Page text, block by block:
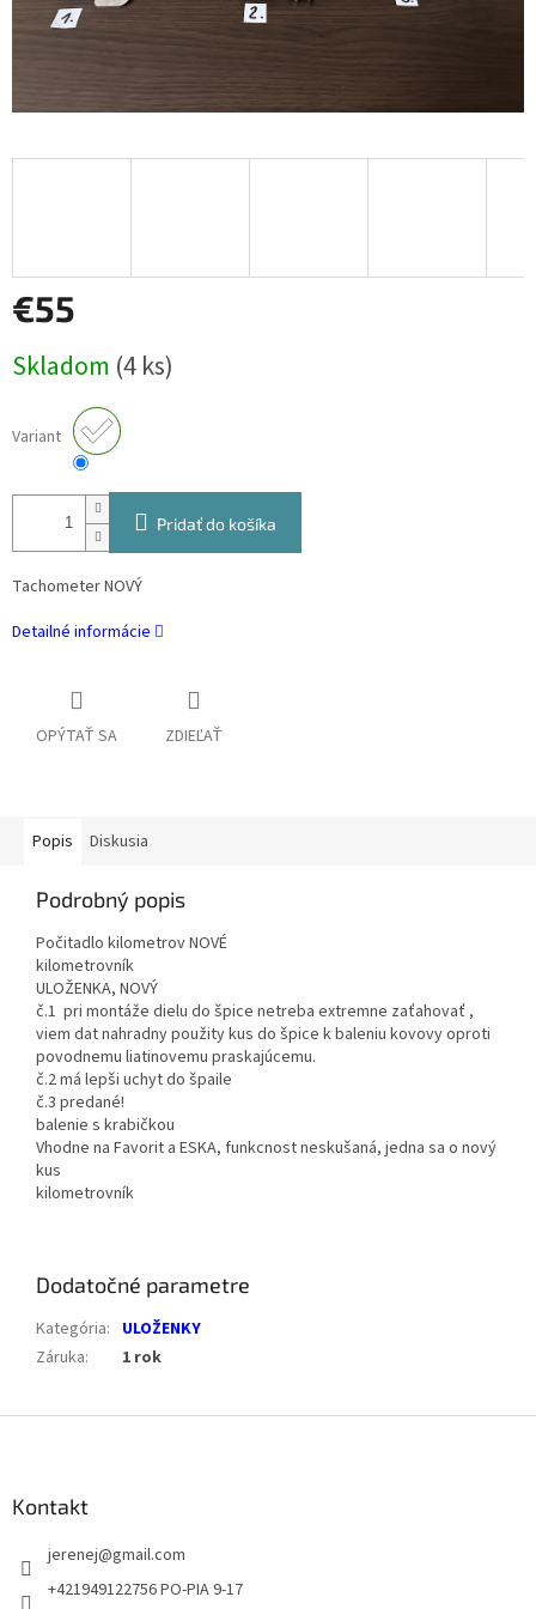
€55
cena:
Skladom (4 ks)
Variant
Pridať do košíka
Tachometer NOVÝ
Detailné informácie
OPÝTAŤ SA ZDIEĽAŤ
Popis Diskusia
Podrobný popis
Počitadlo kilometrov NOVÉ
kilometrovník
ULOŽENKA, NOVÝ
č.1 pri montáže dielu do špice netreba extremne zaťahovať ,
viem dat nahradny použity kus do špice k baleniu kovovy oproti
povodnemu liatinovemu praskajúcemu.
č.2 má lepši uchyt do špaile
č.3 predané!
balenie s krabičkou
Vhodne na Favorit a ESKA, funkcnost neskušaná, jedna sa o nový
kus
kilometrovník
Dodatočné parametre
Kategória: ULOŽENKY
Záruka: 1 rok
Kontakt
jerenej@gmail.com
+421949122756 PO-PIA 9-17